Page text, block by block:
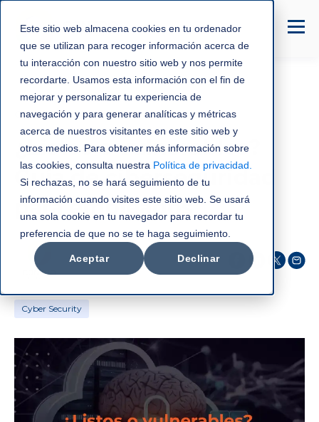
Este sitio web almacena cookies en tu ordenador
que se utilizan para recoger información acerca de
tu interacción con nuestro sitio web y nos permite
recordarte. Usamos esta información con el fin de
mejorar y personalizar tu experiencia de
navegación y para generar analíticas y métricas
acerca de nuestros visitantes en este sitio web y
otros medios. Para obtener más información sobre
las cookies, consulta nuestra Política de privacidad
Si rechazas, no se hará seguimiento de tu
información cuando visites este sitio web. Se usará
una sola cookie en tu navegador para recordar tu
preferencia de que no se te haga seguimiento.
Aceptar Declinar
Cyber Security
¿Listos o vulnerables?
Guía de ciberseguridad
para empleados
C3NTRO Telecom
oct 16, 2025
Cyber Security